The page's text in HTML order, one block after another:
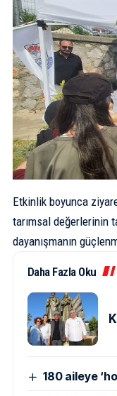
Etkinlik boyunca
tarımsal değerlerinin
dayanışmanın
Daha Fazla Oku
180 aileye